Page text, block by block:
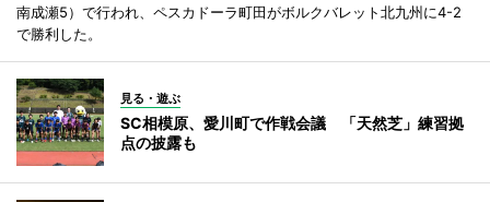
南成瀬5）で行われ、ペスカドーラ町田がボルクバレット北九州に4-2
で勝利した。
見る・遊ぶ
SC相模原、愛川町で作戦会議 「天然芝」練習拠
点の披露も